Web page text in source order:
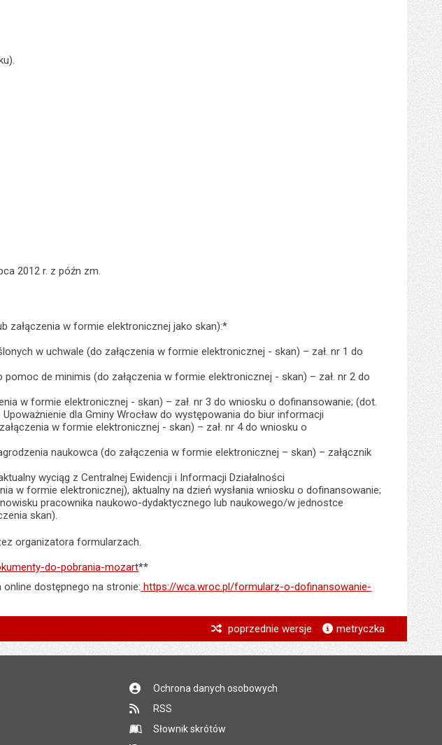
2012 r. z późn zm.
załączenia w formie elektronicznej jako skan):*
w uchwale (do załączenia w formie elektronicznej - skan) – zał. nr 1 do
de minimis (do załączenia w formie elektronicznej - skan) – zał. nr 2 do
w formie elektronicznej - skan) – zał. nr 3 do wniosku o dofinansowanie; (dot.
dla Gminy Wrocław do występowania do biur informacji
w formie elektronicznej - skan) – zał. nr 4 do wniosku o
naukowca (do załączenia w formie elektronicznej – skan) – załącznik
wyciąg z Centralnej Ewidencji i Informacji Działalności
w formie elektronicznej), aktualny na dzień wysłania wniosku o dofinansowanie;
pracownika naukowo-dydaktycznego lub naukowego/w jednostce
skan).
organizatora formularzach.
do-pobrania-mozart**
dostępnego na stronie: https://wca.wroc.pl/formularz-o-dofinansowanie-
Janoś
08:20
*
*
poprzednie wersje metryczka
Ochrona danych osobowych
RSS
Słownik skrótów